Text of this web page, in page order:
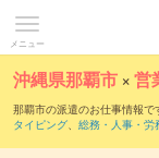
メニュー
沖縄県那覇市 ×営
那覇市の派遣のお仕事情報で
タイピング、 総務・人事・労